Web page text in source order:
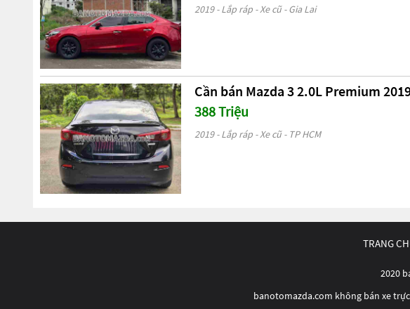
2019 - Lắp ráp - Xe cũ - Gia Lai
Cần bán Mazda 3 2.0L Premium
388 Triệu
2019 - Lắp ráp - Xe cũ - TP HCM
TRANG
2020
banotomazda.com không bán xe